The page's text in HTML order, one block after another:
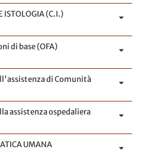
ISTOLOGIA (C.I.)
di base (OFA)
di Comunità
assistenza ospedaliera
UMANA